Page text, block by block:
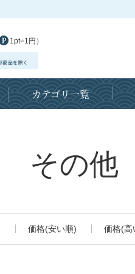
1pt=1円）
カテゴリ一覧
その他
価格(安い順) 価格(高